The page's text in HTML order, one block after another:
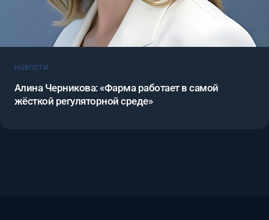
НОВОСТИ
Алина Черникова: «Фарма работает в самой
жёсткой регуляторной среде»